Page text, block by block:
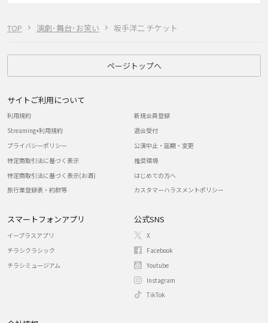
TOP 演劇･舞台･お笑い 坂手洋二 チケット
ページトップへ
サイトご利用について
利用規約
Streaming+利用規約
プライバシーポリシー
特定商取引法に基づく表示
特定商取引法に基づく表示(お酒)
旅行業登録表・約款等
新規会員登録
退会受付
公演中止・延期・変更
推奨環境
はじめての方へ
カスタマーハラスメントポリシー
スマートフォンアプリ
イープラスアプリ
チラシクラシック
チラシミュージアム
公式SNS
X
Facebook
Youtube
Instagram
TikTok